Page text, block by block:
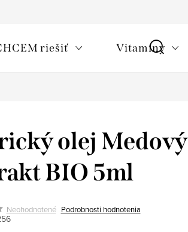
riešiť Vitamíny
olej Medový
BIO 5ml
Neohodnotené Podrobnosti hodnotenia